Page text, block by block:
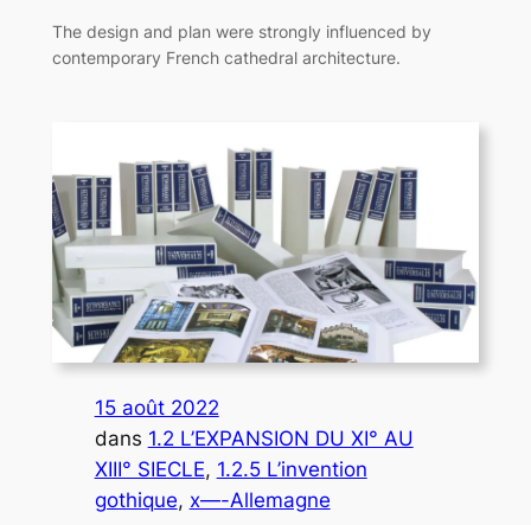
The design and plan were strongly influenced by
contemporary French cathedral architecture.
15 août 2022
dans 1.2 L’EXPANSION DU XI° AU
XIII° SIECLE, 1.2.5 L’invention
gothique, x—-Allemagne